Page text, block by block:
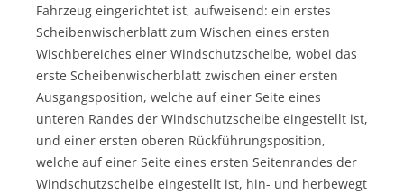
Fahrzeug eingerichtet ist, aufweisend: ein erstes
Scheibenwischerblatt zum Wischen eines ersten
Wischbereiches einer Windschutzscheibe, wobei das
erste Scheibenwischerblatt zwischen einer ersten
Ausgangsposition, welche auf einer Seite eines
unteren Randes der Windschutzscheibe eingestellt ist,
und einer ersten oberen Rückführungsposition,
welche auf einer Seite eines ersten Seitenrandes der
Windschutzscheibe eingestellt ist, hin- und herbewegt